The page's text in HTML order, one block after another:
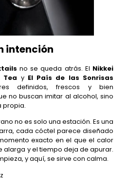
intención
no se queda atrás. El Nikkei
Tea y El País de las Sonrisas
definidos, frescos y bien
no buscan imitar al alcohol, sino
propia.
no es solo una estación. Es una
cada cóctel parece diseñado
exacto en el que el calor
alarga y el tiempo deja de apurar.
y aquí, se sirve con calma.